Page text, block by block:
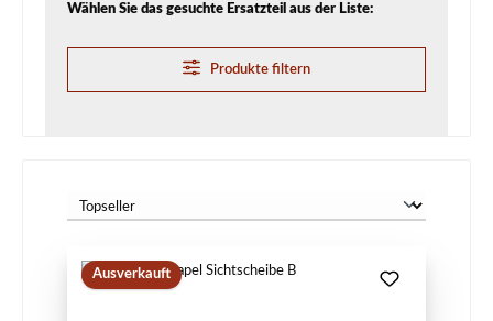
Wählen Sie das gesuchte Ersatzteil aus der Liste:
Produkte filtern
Ausverkauft